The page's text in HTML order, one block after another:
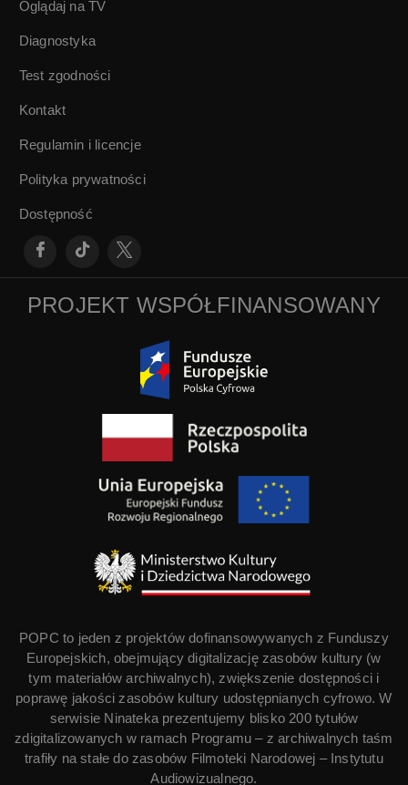
Oglądaj na TV
Diagnostyka
Test zgodności
Kontakt
Regulamin i licencje
Polityka prywatności
Dostępność
PROJEKT WSPÓŁFINANSOWANY
POPC to jeden z projektów dofinansowywanych z Funduszy
Europejskich, obejmujący digitalizację zasobów kultury (w
tym materiałów archiwalnych), zwiększenie dostępności i
poprawę jakości zasobów kultury udostępnianych cyfrowo. W
serwisie Ninateka prezentujemy blisko 200 tytułów
zdigitalizowanych w ramach Programu – z archiwalnych taśm
trafiły na stałe do zasobów Filmoteki Narodowej – Instytutu
Audiowizualnego.